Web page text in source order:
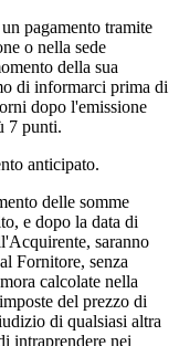
pagamento tramite
o nella sede
della sua
di informarci prima di
dopo l'emissione
7 punti.
anticipato.
delle somme
e dopo la data di
saranno
Fornitore, senza
calcolate nella
del prezzo di
di qualsiasi altra
intraprendere nei